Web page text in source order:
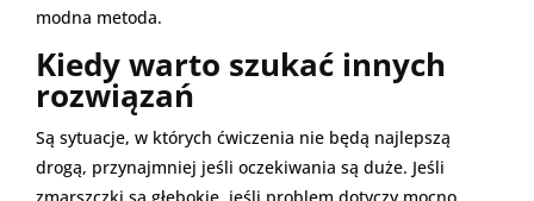
modna metoda.
Kiedy warto szukać innych
rozwiązań
Są sytuacje, w których ćwiczenia nie będą najlepszą
drogą, przynajmniej jeśli oczekiwania są duże. Jeśli